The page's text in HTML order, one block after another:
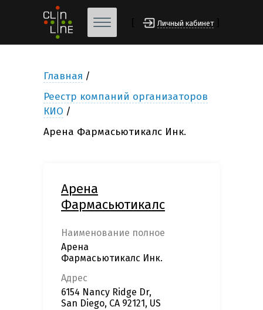
Личный кабинет
Главная
Реестр компаний организаторов
КИО
Арена Фармасьютикалс Инк.
Арена
Фармасьютикалс
Наименование полное
Арена
Фармасьютикалс Инк.
Адрес
6154 Nancy Ridge Dr,
San Diego, CA 92121, US